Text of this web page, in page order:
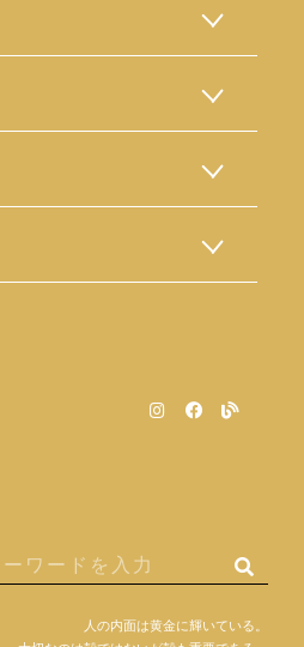
人の内面は黄金に輝いている。